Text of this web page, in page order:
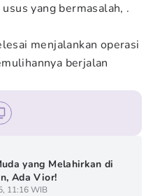
yang bermasalah, .
menjalankan operasi
berjalan
yang Melahirkan di
Ada Vior!
11:16 WIB